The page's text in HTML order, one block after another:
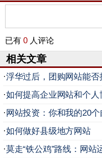
已有 0 人评论
相关文章
·浮华过后，团购网站能否
·如何提高企业网站和个
· 网站投资：你和我的20
·如何做好县级地方网站
·莫走“铁公鸡”路线：网站